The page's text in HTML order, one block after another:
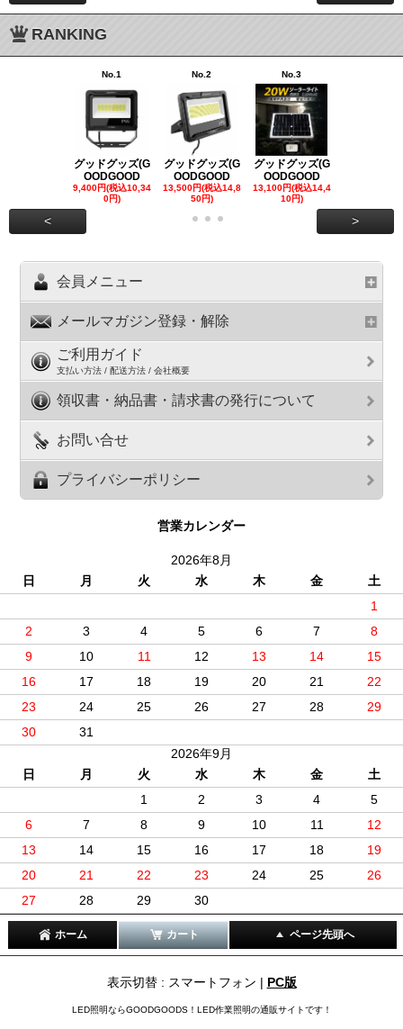
RANKING
No.1
グッドグッズ(G
OODGOOD
9,400円(税込10,34
0円)
No.2
グッドグッズ(G
OODGOOD
13,500円(税込14,8
50円)
No.3
グッドグッズ(G
OODGOOD
13,100円(税込14,4
10円)
< >
会員メニュー
メールマガジン登録・解除
ご利用ガイド
支払い方法 / 配送方法 / 会社概要
領収書・納品書・請求書の発行について
お問い合せ
プライバシーポリシー
営業カレンダー
2026年8月
日
月 火 水 木 金
土
1
2
3 4 5 6 7
8
9
10 11 12 13 14
15
16
17 18 19 20 21
22
23
24 25 26 27 28
29
30
31
2026年9月
日
月 火 水 木 金
土
1
2 3 4
5
6
7 8 9 10 11
12
13
14 15 16 17 18
19
20
21 22 23 24 25
26
27
28 29 30
ホーム カート ページ先頭へ
表示切替 : スマートフォン | PC版
LED照明ならGOODGOODS！LED作業照明の通販サイトです！